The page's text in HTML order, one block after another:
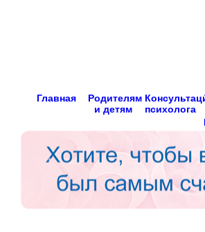
Главная
Родителям
и детям
психолога